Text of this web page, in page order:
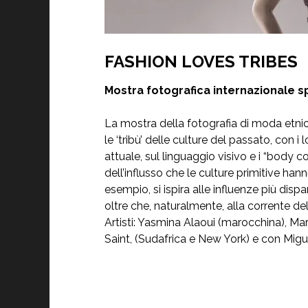
FASHION LOVES TRIBES
Mostra fotografica internazionale
La mostra della fotografia di moda
le ‘tribù’ delle culture del passato, con
attuale, sul linguaggio visivo e i “body
dell’influsso che le culture primitive
esempio, si ispira alle influenze più
oltre che, naturalmente, alla corrente
Artisti: Yasmina Alaoui (marocchina),
Saint, (Sudafrica e New York) e con